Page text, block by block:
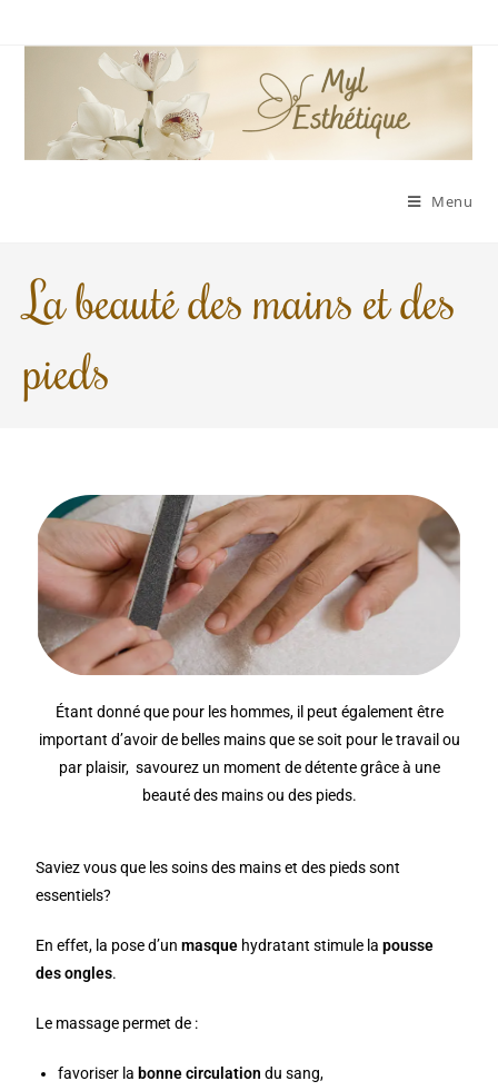
Menu
La beauté des mains et des
pieds
Étant donné que pour les hommes, il peut également être
important d’avoir de belles mains que se soit pour le travail ou
par plaisir, savourez un moment de détente grâce à une
beauté des mains ou des pieds.
Saviez vous que les soins des mains et des pieds sont
essentiels?
En effet, la pose d’unmasque hydratant stimule lapousse
des ongles.
Le massage permet de :
favoriser la bonne circulation du sang,